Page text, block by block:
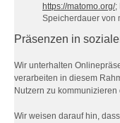
https://matomo.org/;
Speicherdauer von
Präsenzen in
Wir unterhalten
verarbeiten in diesem
Nutzern zu
Wir weisen darauf hin,